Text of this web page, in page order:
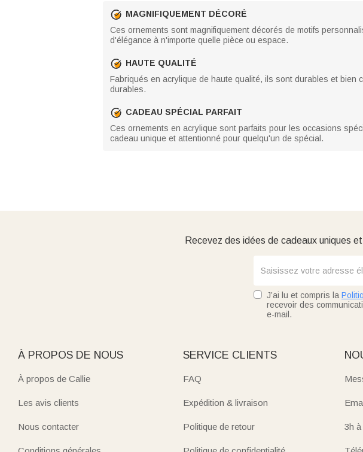
MAGNIFIQUEMENT DÉCORÉ
Ces ornements sont magnifiquement décorés de motifs
d'élégance à n'importe quelle pièce ou espace.
HAUTE QUALITÉ
Fabriqués en acrylique de haute qualité, ils sont durables et bien
durables.
CADEAU SPÉCIAL PARFAIT
Ces ornements en acrylique sont parfaits pour les occasions
cadeau unique et attentionné pour quelqu'un de spécial.
Recevez des idées de cadeaux uniques
J’ai lu et compris la
recevoir des
e-mail.
À PROPOS DE NOUS
À propos de Callie
Les avis clients
Nous contacter
SERVICE CLIENTS
FAQ
Expédition & livraison
Politique de retour 3h